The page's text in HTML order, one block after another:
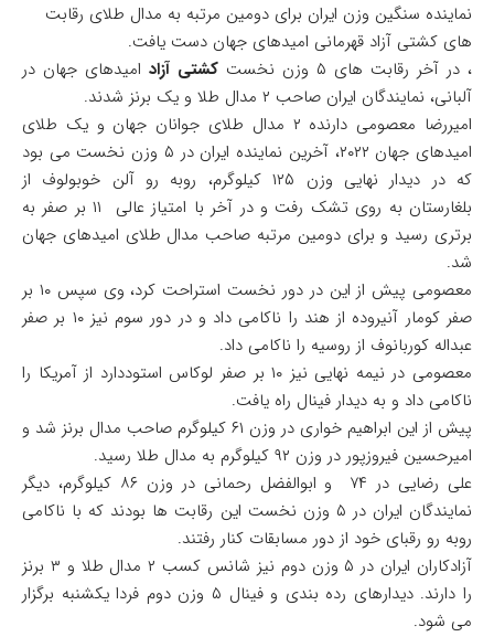
نماینده سنگین وزن ایران برای دومین مرتبه به مدال طلای رقابت
های کشتی آزاد قهرمانی امیدهای جهان دست یافت.
، در آخر رقابت های ۵ وزن نخست
کشتی آزاد امیدهای جهان در
آلبانی، نمایندگان ایران صاحب ۲ مدال طلا و یک برنز شدند.
امیررضا معصومی دارنده ۲ مدال طلای جوانان جهان و یک طلای
امیدهای جهان ۲۰۲۲، آخرین نماینده ایران در ۵ وزن نخست می بود
که در دیدار نهایی وزن ۱۲۵ کیلوگرم، روبه رو آلن خوبولوف از
بلغارستان به روی تشک رفت و در آخر با امتیاز عالی ۱۱ بر صفر به
برتری رسید و برای دومین مرتبه صاحب مدال طلای امیدهای جهان
شد.
معصومی پیش از این در دور نخست استراحت کرد، وی سپس ۱۰ بر
صفر کومار آنیروده از هند را ناکامی داد و در دور سوم نیز ۱۰ بر صفر
عبداله کوربانوف از روسیه را ناکامی داد.
معصومی در نیمه نهایی نیز ۱۰ بر صفر لوکاس استوددارد از آمریکا را
ناکامی داد و به دیدار فینال راه یافت.
پیش از این ابراهیم خواری در وزن ۶۱ کیلوگرم صاحب مدال برنز شد و
امیرحسین فیروزپور در وزن ۹۲ کیلوگرم به مدال طلا رسید.
علی رضایی در ۷۴ و ابوالفضل رحمانی در وزن ۸۶ کیلوگرم، دیگر
نمایندگان ایران در ۵ وزن نخست این رقابت ها بودند که با ناکامی
روبه رو رقبای خود از دور مسابقات کنار رفتند.
آزادکاران ایران در ۵ وزن دوم نیز شانس کسب ۲ مدال طلا و ۳ برنز
را دارند. دیدارهای رده بندی و فینال ۵ وزن دوم فردا یکشنبه برگزار
می شود.